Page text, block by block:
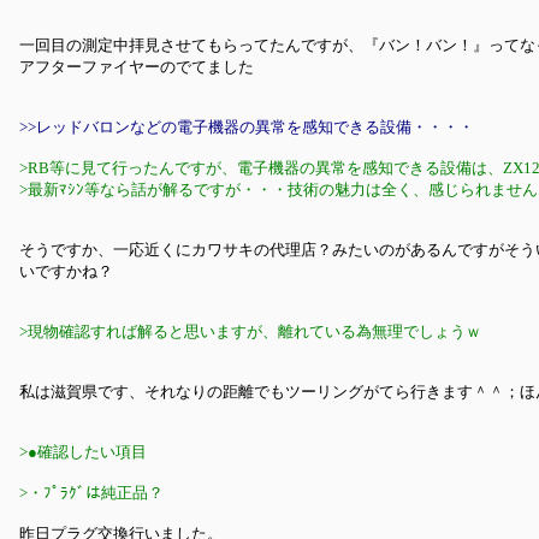
一回目の測定中拝見させてもらってたんですが、『バン！バン！』って
アフターファイヤーのでてました
>>レッドバロンなどの電子機器の異常を感知できる設備・・・・
>RB等に見て行ったんですが、電子機器の異常を感知できる設備は、
>最新ﾏｼﾝ等なら話が解るですが・・・技術の魅力は全く、感じられませ
そうですか、一応近くにカワサキの代理店？みたいのがあるんですがそ
いですかね？
>現物確認すれば解ると思いますが、離れている為無理でしょうｗ
私は滋賀県です、それなりの距離でもツーリングがてら行きます＾＾；
>●確認したい項目
>・ﾌﾟﾗｸﾞは純正品？
昨日プラグ交換行いました。